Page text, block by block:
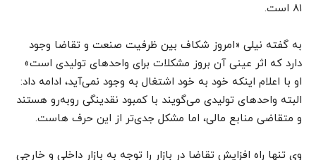
۸۱ است.
به گفته نیلی «امروز شکاف بین ظرفیت صنعت و تقاضا وجود
دارد که اثر عینی آن بروز مشکلات برای واحدهای تولیدی است»
او با اعلام اینکه خود به خود اشتغال به وجود نمی‌آید، ادامه داد:
البته واحدهای تولیدی می‌گویند با کمبود نقدینگی روبه‌رو هستند
و متقاضی منابع مالی، اما مشکل جدی‌تر از این حرف هاست.
وی تنها راه افزایش تقاضا در بازار را توجه به بازار داخلی و خارجی